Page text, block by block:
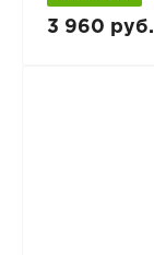
3 960 руб.